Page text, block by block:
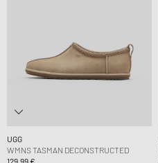
UGG
WMNS TASMAN DECONSTRUCTED
129,99 €